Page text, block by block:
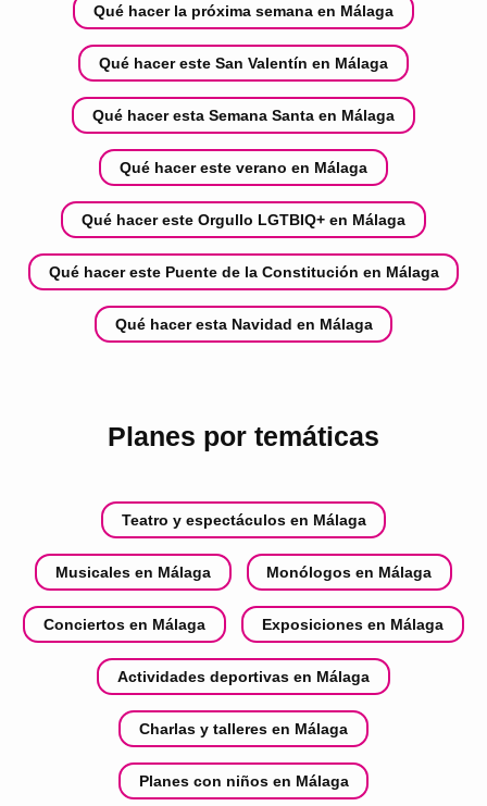
Qué hacer la próxima semana en Málaga
Qué hacer este San Valentín en Málaga
Qué hacer esta Semana Santa en Málaga
Qué hacer este verano en Málaga
Qué hacer este Orgullo LGTBIQ+ en Málaga
Qué hacer este Puente de la Constitución en Málaga
Qué hacer esta Navidad en Málaga
Planes por temáticas
Teatro y espectáculos en Málaga
Musicales en Málaga Monólogos en Málaga
Conciertos en Málaga Exposiciones en Málaga
Actividades deportivas en Málaga
Charlas y talleres en Málaga
Planes con niños en Málaga